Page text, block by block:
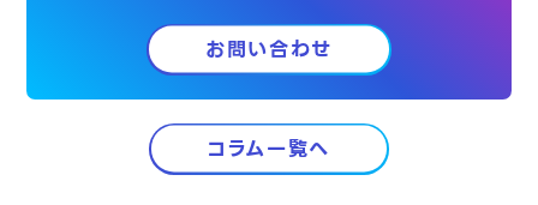
お問い合わせ
コラム一覧へ